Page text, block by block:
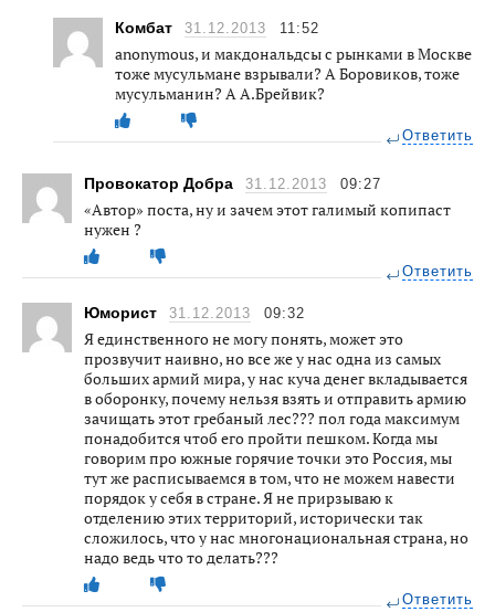
Комбат 31.12.2013 11:52
anonymous, и макдональдсы с рынками в Москве
тоже мусульмане взрывали? А Боровиков, тоже
мусульманин? А А.Брейвик?
Ответить
Провокатор Добра 31.12.2013 09:27
«Автор» поста, ну и зачем этот галимый копипаст
нужен ?
Ответить
Юморист 31.12.2013 09:32
Я единственного не могу понять, может это
прозвучит наивно, но все же у нас одна из самых
больших армий мира, у нас куча денег вкладывается
в оборонку, почему нельзя взять и отправить армию
зачищать этот гребаный лес??? пол года максимум
понадобится чтоб его пройти пешком. Когда мы
говорим про южные горячие точки это Россия, мы
тут же расписываемся в том, что не можем навести
порядок у себя в стране. Я не прирзываю к
отделению этих территорий, исторически так
сложилось, что у нас многонациональная страна, но
надо ведь что то делать???
Ответить